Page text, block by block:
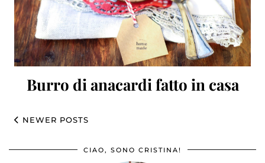
Burro di anacardi fatto in casa
NEWER POSTS
CIAO, SONO CRISTINA!